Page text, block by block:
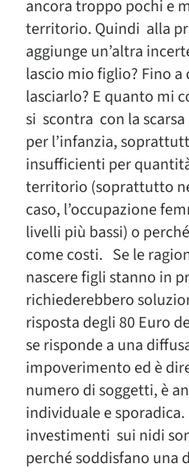
ancora troppo pochi e
territorio. Quindi alla
aggiunge un’altra
lascio mio figlio? Fino a
lasciarlo? E quanto mi
si scontra con la
per l’infanzia,
insufficienti per
territorio (soprattutto
caso, l’occupazione
livelli più bassi) o
come costi. Se le
nascere figli stanno in
richiederebbero
risposta degli 80 Euro
se risponde a una
impoverimento ed è
numero di soggetti, è
individuale e
investimenti sui nidi
perché soddisfano una